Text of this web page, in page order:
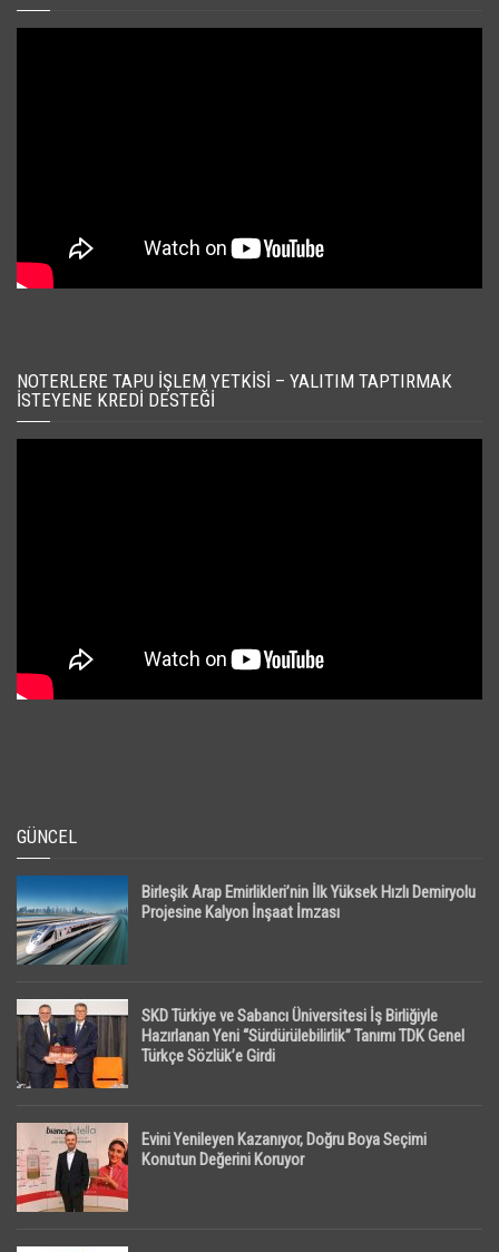
NOTERLERE TAPU İŞLEM YETKISI – YALITIM TAPTIRMAK
İSTEYENE KREDI DESTEĞI
GÜNCEL
Birleşik Arap Emirlikleri’nin İlk Yüksek Hızlı Demiryolu
Projesine Kalyon İnşaat İmzası
SKD Türkiye ve Sabancı Üniversitesi İş Birliğiyle
Hazırlanan Yeni “Sürdürülebilirlik” Tanımı TDK Genel
Türkçe Sözlük’e Girdi
Evini Yenileyen Kazanıyor, Doğru Boya Seçimi
Konutun Değerini Koruyor